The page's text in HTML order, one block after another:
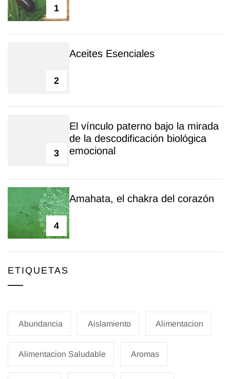
1
2
Aceites Esenciales
3
El vínculo paterno bajo la mirada
de la descodificación biológica
emocional
4
Amahata, el chakra del corazón
ETIQUETAS
Abundancia Aislamiento Alimentacion
Alimentacion Saludable Aromas